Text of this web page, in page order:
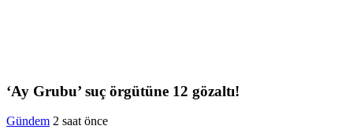
‘Ay Grubu’ suç örgütüne 12 gözaltı!
Gündem 2 saat önce